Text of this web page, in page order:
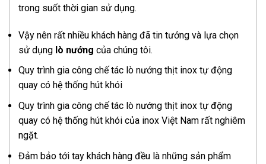
trong suốt thời gian sử dụng.
Vậy nên rất nhiều khách hàng đã tin tưởng và lựa chọn
sử dụng lò nướng của chúng tôi.
Quy trình gia công chế tác lò nướng thịt inox tự động
quay có hệ thống hút khói
Quy trình gia công chế tác lò nướng thịt inox tự động
quay có hệ thống hút khói của inox Việt Nam rất nghiêm
ngặt.
Đảm bảo tới tay khách hàng đều là những sản phẩm